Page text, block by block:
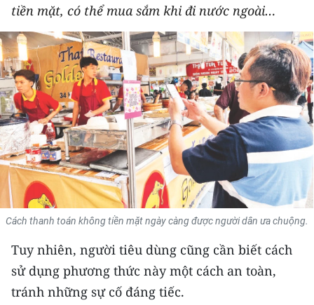
THẾ GIỚI
THỂ THAO
GIÁO DỤC
Y TẾ
KHOA HỌC - CÔNG NGHỆ
MÔI TRƯỜNG
BẠN ĐỌC
KIỂM CHỨNG THÔNG TIN
tiền mặt, có thể mua sắm khi đi nước ngoài…
Cách thanh toán không tiền mặt ngày càng được người dân ưa chuộng.
Tuy nhiên, người tiêu dùng cũng cần biết cách
sử dụng phương thức này một cách an toàn,
tránh những sự cố đáng tiếc.